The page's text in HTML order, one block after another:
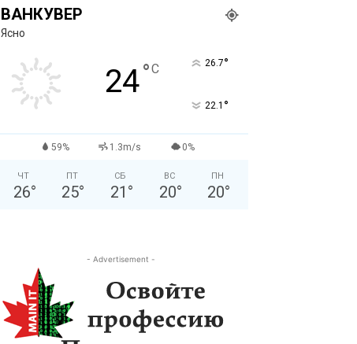
ВАНКУВЕР
Ясно
24°C 26.7°
22.1 °
59% 1.3m/s 0%
ЧТ
26°
ПТ
25°
СБ
21 °
ВС
20°
ПН
20°
- Advertisement -